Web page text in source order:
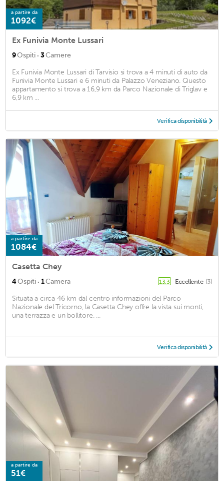
a partire da
1092€
Ex Funivia Monte Lussari
9Ospiti · 3Camere
Ex Funivia Monte Lussari di Tarvisio si trova a 4 minuti di auto da
Funivia Monte Lussari e 6 minuti da Palazzo Veneziano. Questo
appartamento si trova a 16,9 km da Parco Nazionale di Triglav e
6,9 km ...
Verifica disponibilità
a partire da
1084€
Casetta Chey
4Ospiti · 1Camera 13,3 Eccellente (3)
Situata a circa 46 km dal centro informazioni del Parco
Nazionale del Tricorno, la Casetta Chey offre la vista sui monti,
una terrazza e un bollitore. ...
Verifica disponibilità
a partire da
51€